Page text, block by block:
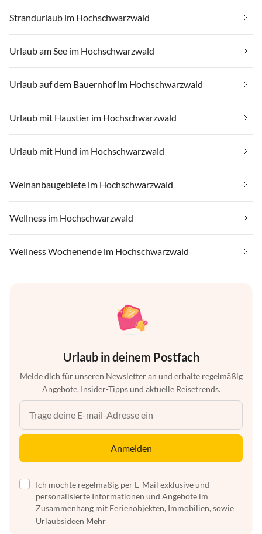
Strandurlaub im Hochschwarzwald
Urlaub am See im Hochschwarzwald
Urlaub auf dem Bauernhof im Hochschwarzwald
Urlaub mit Haustier im Hochschwarzwald
Urlaub mit Hund im Hochschwarzwald
Weinanbaugebiete im Hochschwarzwald
Wellness im Hochschwarzwald
Wellness Wochenende im Hochschwarzwald
Urlaub in deinem Postfach
Melde dich für unseren Newsletter an und erhalte regelmäßig
Angebote, Insider-Tipps und aktuelle Reisetrends.
Anmelden
Ich möchte regelmäßig per E-Mail exklusive und
personalisierte Informationen und Angebote im
Zusammenhang mit Ferienobjekten, Immobilien, sowie
Urlaubsideen Mehr